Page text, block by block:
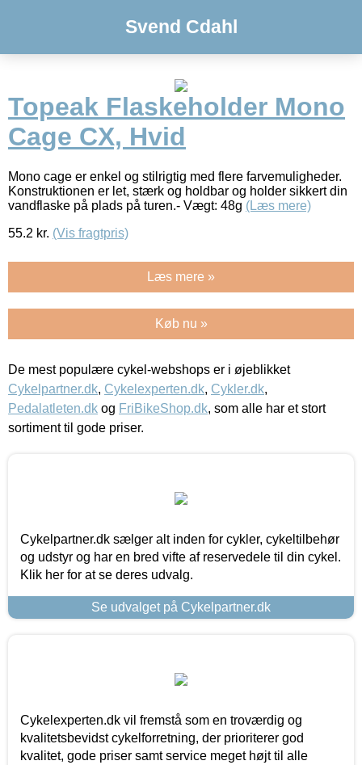
Svend Cdahl
Topeak Flaskeholder Mono
Cage CX, Hvid
Mono cage er enkel og stilrigtig med flere farvemuligheder.
Konstruktionen er let, stærk og holdbar og holder sikkert din
vandflaske på plads på turen.- Vægt: 48g (Læs mere)
55.2 kr. (Vis fragtpris)
Læs mere »
Køb nu »
De mest populære cykel-webshops er i øjeblikket
Cykelpartner.dk, Cykelexperten.dk, Cykler.dk,
Pedalatleten.dk og FriBikeShop.dk, som alle har et stort
sortiment til gode priser.
Cykelpartner.dk sælger alt inden for cykler, cykeltilbehør
og udstyr og har en bred vifte af reservedele til din cykel.
Klik her for at se deres udvalg.
Se udvalget på Cykelpartner.dk
Cykelexperten.dk vil fremstå som en troværdig og
kvalitetsbevidst cykelforretning, der prioriterer god
kvalitet, gode priser samt service meget højt til alle